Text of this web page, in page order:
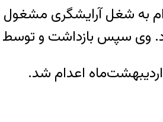
به شغل آرایشگری
وی سپس بازداشت و